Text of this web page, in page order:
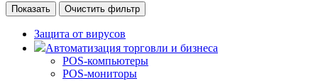
Защита от вирусов
Автоматизация торговли и бизнеса
POS-компьютеры
POS-мониторы